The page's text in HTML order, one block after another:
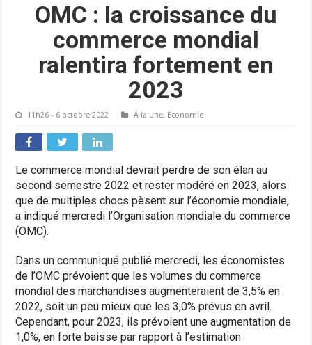
OMC : la croissance du
commerce mondial
ralentira fortement en
2023
11h26 - 6 octobre 2022 A la une, Economie
Le commerce mondial devrait perdre de son élan au
second semestre 2022 et rester modéré en 2023, alors
que de multiples chocs pèsent sur l’économie mondiale,
a indiqué mercredi l’Organisation mondiale du commerce
(OMC).
Dans un communiqué publié mercredi, les économistes
de l’OMC prévoient que les volumes du commerce
mondial des marchandises augmenteraient de 3,5% en
2022, soit un peu mieux que les 3,0% prévus en avril.
Cependant, pour 2023, ils prévoient une augmentation de
1,0%, en forte baisse par rapport à l’estimation